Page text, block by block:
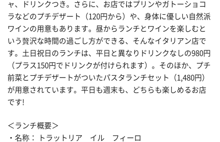
ャ、ドリンクつき。さらに、お店ではプリンやガトーショコ
ラなどのプチデザート（120円から）や、身体に優しい自然派
ワインの用意もあります。昼からランチとワインを楽しむと
いう贅沢な時間の過ごし方ができる、そんなイタリアン店で
す。土日祝日のランチは、平日と異なりドリンクなしの980円
（プラス150円でドリンクが付けられます）。そのほか、プチ
前菜とプチデザートがついたパスタランチセット（1,480円）
が用意されています。平日も週末も、どちらも楽しめるお店
です!
＜ランチ概要＞
・名称： トラットリア イル フィーロ